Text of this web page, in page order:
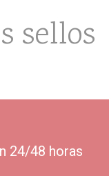
sellos
24/48 horas